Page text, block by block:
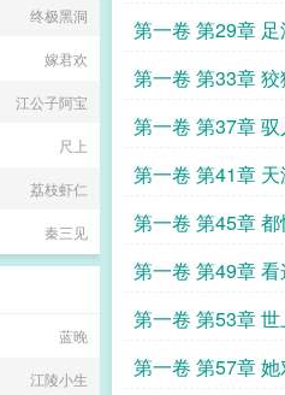
第一卷 第29章
第一卷 第33章
第一卷 第37章
第一卷 第41章
第一卷 第45章
第一卷 第49章
才
第一卷 第53章
人多
第一卷 第57章
终极黑洞
嫁君欢
江公子阿宝
尺上
荔枝虾仁
秦三见
蓝晚
江陵小生